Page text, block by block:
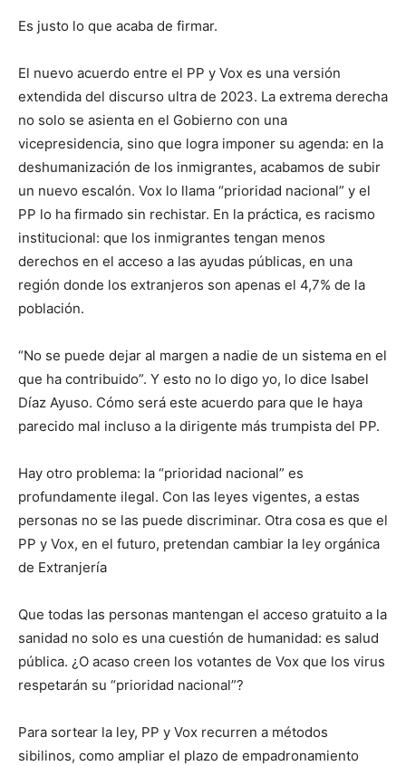
Es justo lo que acaba de firmar.
El nuevo acuerdo entre el PP y Vox es una versión
extendida del discurso ultra de 2023. La extrema derecha
no solo se asienta en el Gobierno con una
vicepresidencia, sino que logra imponer su agenda: en la
deshumanización de los inmigrantes, acabamos de subir
un nuevo escalón. Vox lo llama “prioridad nacional” y el
PP lo ha firmado sin rechistar. En la práctica, es racismo
institucional: que los inmigrantes tengan menos
derechos en el acceso a las ayudas públicas, en una
región donde los extranjeros son apenas el 4,7% de la
población.
“No se puede dejar al margen a nadie de un sistema en el
que ha contribuido”. Y esto no lo digo yo, lo dice Isabel
Díaz Ayuso. Cómo será este acuerdo para que le haya
parecido mal incluso a la dirigente más trumpista del PP.
Hay otro problema: la “prioridad nacional” es
profundamente ilegal. Con las leyes vigentes, a estas
personas no se las puede discriminar. Otra cosa es que el
PP y Vox, en el futuro, pretendan cambiar la ley orgánica
de Extranjería
Que todas las personas mantengan el acceso gratuito a la
sanidad no solo es una cuestión de humanidad: es salud
pública. ¿O acaso creen los votantes de Vox que los virus
respetarán su “prioridad nacional”?
Para sortear la ley, PP y Vox recurren a métodos
sibilinos, como ampliar el plazo de empadronamiento